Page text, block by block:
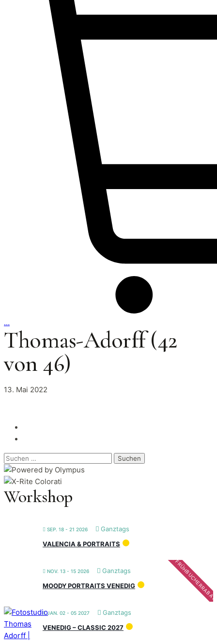
…
Thomas-Adorff (42
von 46)
13. Mai 2022
Suchen
nach:
Workshop
SEP. 18 - 21 2026
Ganztags
VALENCIA & PORTRAITS
NOV. 13 - 15 2026 Ganztags
MOODY PORTRAITS VENEDIG
JAN. 02 - 05 2027
Ganztags
VENEDIG – CLASSIC 2027